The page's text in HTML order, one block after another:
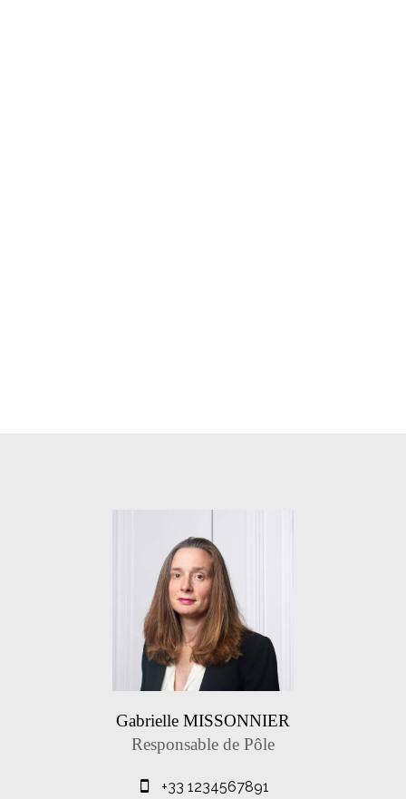
Gabrielle MISSONNIER
Responsable de Pôle
+33 1234567891